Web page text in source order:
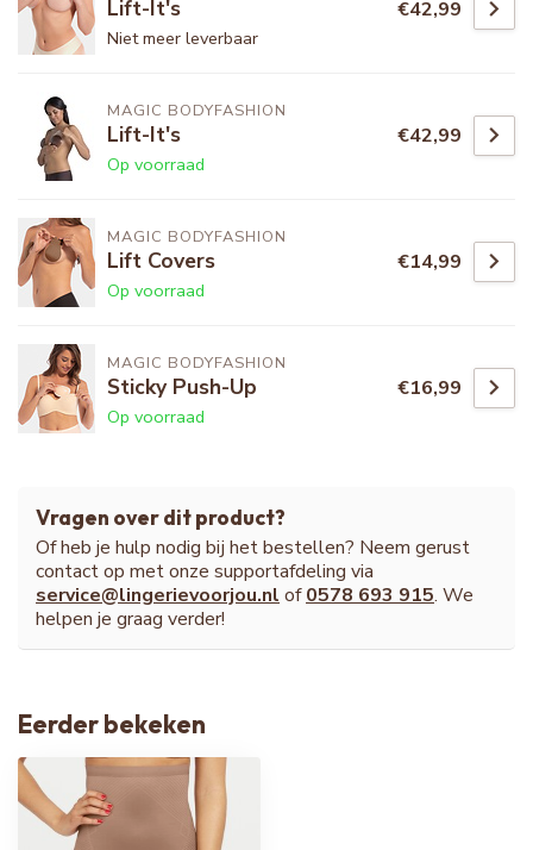
Lift-It's
Niet meer leverbaar
€42,99
MAGIC BODYFASHION
Lift-It's
Op voorraad
€42,99
MAGIC BODYFASHION
Lift Covers
Op voorraad
€14,99
MAGIC BODYFASHION
Sticky Push-Up
Op voorraad
€16,99
Vragen over dit product?
Of heb je hulp nodig bij het bestellen? Neem gerust
contact op met onze supportafdeling via
service@lingerievoorjou.nl of0578 693 915. We
helpen je graag verder!
Eerder bekeken